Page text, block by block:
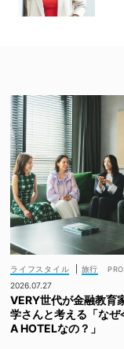
ライフスタイル
旅行
2026.07.27
VERY世代が金融教育
学さんと考える「なぜ
A HOTELなの？」